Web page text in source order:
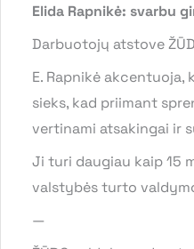
Elida Rapnikė: svarbu
Darbuotojų atstove
E. Rapnikė
sieks, kad priimant
vertinami atsakingai ir
Ji turi daugiau kaip 15
valstybės turto
—